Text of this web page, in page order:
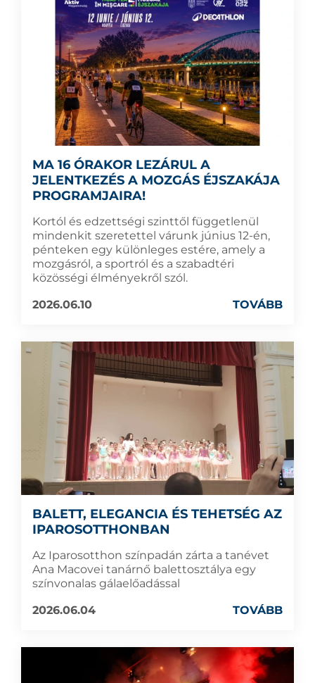
MA 16 ÓRAKOR LEZÁRUL A
JELENTKEZÉS A MOZGÁS ÉJSZAKÁJA
PROGRAMJAIRA!
Kortól és edzettségi szinttől függetlenül
mindenkit szeretettel várunk június 12-én,
pénteken egy különleges estére, amely a
mozgásról, a sportról és a szabadtéri
közösségi élményekről szól.
2026.06.10
TOVÁBB
BALETT, ELEGANCIA ÉS TEHETSÉG AZ
IPAROSOTTHONBAN
Az Iparosotthon színpadán zárta a tanévet
Ana Macovei tanárnő balettosztálya egy
színvonalas gálaelőadással
2026.06.04
TOVÁBB